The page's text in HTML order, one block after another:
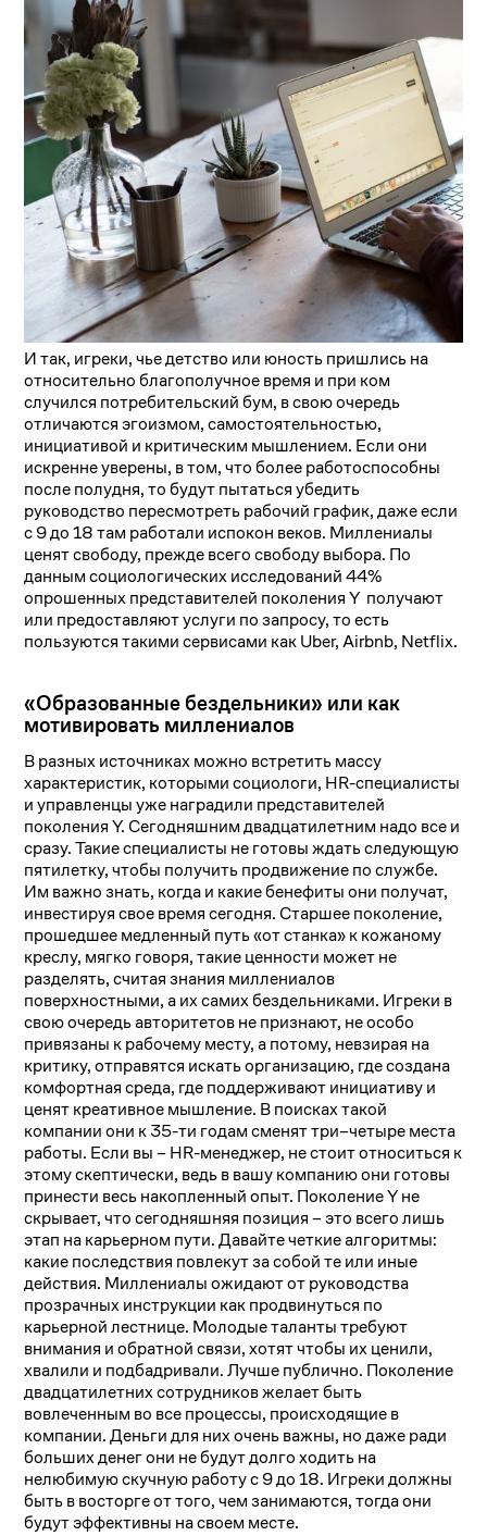
И так, игреки, чье детство или юность пришлись на
относительно благополучное время и при ком
случился потребительский бум, в свою очередь
отличаются эгоизмом, самостоятельностью,
инициативой и критическим мышлением. Если они
искренне уверены, в том, что более работоспособны
после полудня, то будут пытаться убедить
руководство пересмотреть рабочий график, даже если
с 9 до 18 там работали испокон веков. Миллениалы
ценят свободу, прежде всего свободу выбора. По
данным социологических исследований 44%
опрошенных представителей поколения Y получают
или предоставляют услуги по запросу, то есть
пользуются такими сервисами как Uber, Airbnb, Netflix.
«Образованные бездельники» или как
мотивировать миллениалов
В разных источниках можно встретить массу
характеристик, которыми социологи, HR-специалисты
и управленцы уже наградили представителей
поколения Y. Сегодняшним двадцатилетним надо все и
сразу. Такие специалисты не готовы ждать следующую
пятилетку, чтобы получить продвижение по службе.
Им важно знать, когда и какие бенефиты они получат,
инвестируя свое время сегодня. Старшее поколение,
прошедшее медленный путь «от станка» к кожаному
креслу, мягко говоря, такие ценности может не
разделять, считая знания миллениалов
поверхностными, а их самих бездельниками. Игреки в
свою очередь авторитетов не признают, не особо
привязаны к рабочему месту, а потому, невзирая на
критику, отправятся искать организацию, где создана
комфортная среда, где поддерживают инициативу и
ценят креативное мышление. В поисках такой
компании они к 35-ти годам сменят три–четыре места
работы. Если вы – HR-менеджер, не стоит относиться к
этому скептически, ведь в вашу компанию они готовы
принести весь накопленный опыт. Поколение Y не
скрывает, что сегодняшняя позиция – это всего лишь
этап на карьерном пути. Давайте четкие алгоритмы:
какие последствия повлекут за собой те или иные
действия. Миллениалы ожидают от руководства
прозрачных инструкции как продвинуться по
карьерной лестнице. Молодые таланты требуют
внимания и обратной связи, хотят чтобы их ценили,
хвалили и подбадривали. Лучше публично. Поколение
двадцатилетних сотрудников желает быть
вовлеченным во все процессы, происходящие в
компании. Деньги для них очень важны, но даже ради
больших денег они не будут долго ходить на
нелюбимую скучную работу с 9 до 18. Игреки должны
быть в восторге от того, чем занимаются, тогда они
будут эффективны на своем месте.